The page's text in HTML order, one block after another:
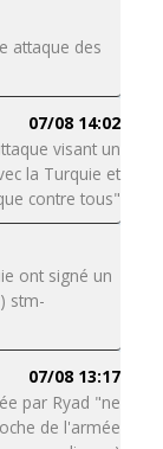
attaque des
07/08 14:02
visant un
la Turquie et
contre tous"
ont signé un
stm-
07/08 13:17
par Ryad "ne
de l'armée